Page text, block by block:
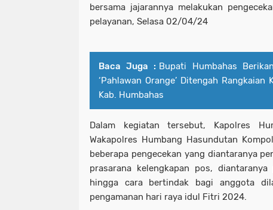
bersama jajarannya melakukan
pelayanan, Selasa 02/04/24
Baca Juga : Bupati Humbahas
‘Pahlawan Orange’ Ditengah Rangkaian
Kab. Humbahas
Dalam kegiatan tersebut, Kapolres
Wakapolres Humbang Hasundutan
beberapa pengecekan yang diantaranya
prasarana kelengkapan pos,
hingga cara bertindak bagi anggota
pengamanan hari raya idul Fitri 2024.